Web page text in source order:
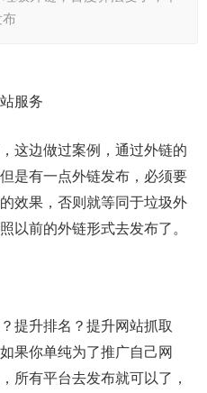
布
服务
这边做过案例，通过外链的
是有一点外链发布，必须要
效果，否则就等同于垃圾外
以前的外链形式去发布了。
提升排名？提升网站抓取
果你单纯为了推广自己网
所有平台去发布就可以了，